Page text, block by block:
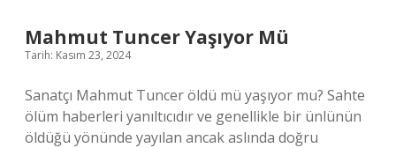
Mahmut Tuncer Yaşıyor Mü
Tarih: Kasım 23, 2024
Sanatçı Mahmut Tuncer öldü mü yaşıyor mu? Sahte
ölüm haberleri yanıltıcıdır ve genellikle bir ünlünün
öldüğü yönünde yayılan ancak aslında doğru